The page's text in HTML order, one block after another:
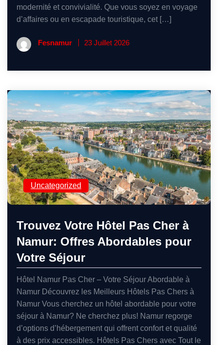
modernité et convivialité. Que vous soyez en voyage
d’affaires ou en escapade touristique, cet […]
Fesnamur 23 Juillet 2026
Uncategorized
Trouvez Votre Hôtel Pas Cher à
Namur: Offres Abordables pour
Votre Séjour
Hôtel Namur Pas Cher – Votre Séjour Abordable à
Namur Découvrez les Meilleurs Hôtels Pas Chers à
Namur Vous cherchez un hôtel abordable pour votre
séjour à Namur? Ne cherchez plus! Namur regorge
d’options d’hébergement qui offrent confort et qualité
à des prix accessibles. Hôtels Pas Chers avec Tout le